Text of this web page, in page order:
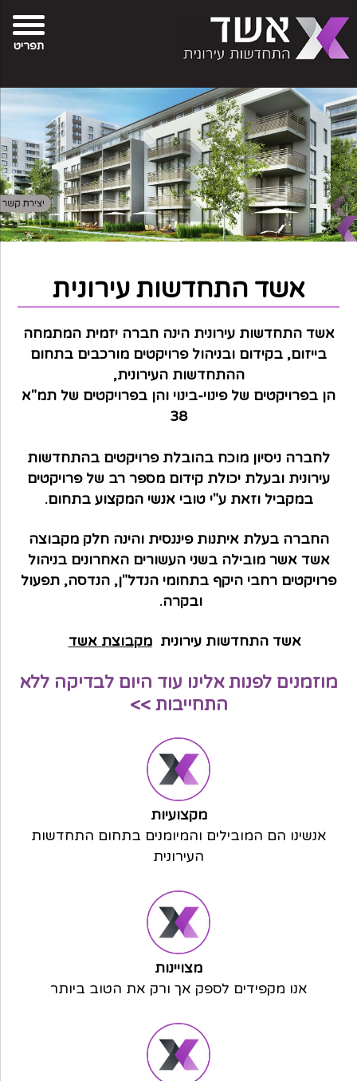
מפת
האתר
עבור
לתוכן
יצירת-קשר
אשד התחדשות עירונית
אשד התחדשות עירונית הינה חברה יזמית המתמחה
בייזום, בקידום ובניהול פרויקטים מורכבים בתחום
ההתחדשות העירונית,
הן בפרויקטים של פינוי-בינוי והן בפרויקטים של תמ"א
38
לחברה ניסיון מוכח בהובלת פרויקטים בהתחדשות
עירונית ובעלת יכולת קידום מספר רב של פרויקטים
במקביל וזאת ע"י טובי אנשי המקצוע בתחום.
החברה בעלת איתנות פיננסית והינה חלק מקבוצה
אשד אשר מובילה בשני העשורים האחרונים בניהול
פרויקטים רחבי היקף בתחומי הנדל"ן, הנדסה, תפעול
ובקרה.
אשד התחדשות עירוניתמקבוצת אשד
מוזמנים לפנות אלינו עוד היום לבדיקה ללא
התחייבות >>
מקצועיות
אנשינו הם המובילים והמיומנים בתחום התחדשות
העירונית
מצויינות
אנו מקפידים לספק אך ורק את הטוב ביותר
תפריט